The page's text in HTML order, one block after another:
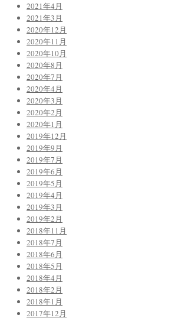
2021年4月
2021年3月
2020年12月
2020年11月
2020年10月
2020年8月
2020年7月
2020年4月
2020年3月
2020年2月
2020年1月
2019年12月
2019年9月
2019年7月
2019年6月
2019年5月
2019年4月
2019年3月
2019年2月
2018年11月
2018年7月
2018年6月
2018年5月
2018年4月
2018年2月
2018年1月
2017年12月